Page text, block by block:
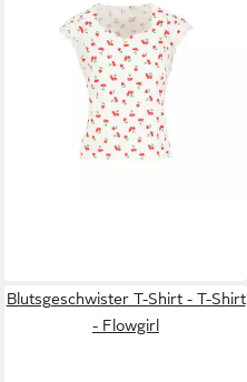
Shirt Charming Heart
44,95 €
Blutsgeschwister T-Shirt - T-Shirt
- Flowgirl